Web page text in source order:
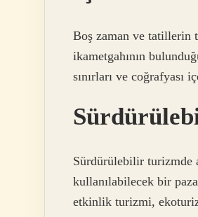
Boş zaman ve tatillerin
ikametgahının
sınırları ve coğrafyası
Sürdürülebilir turizmde
kullanılabilecek bir
etkinlik turizmi,